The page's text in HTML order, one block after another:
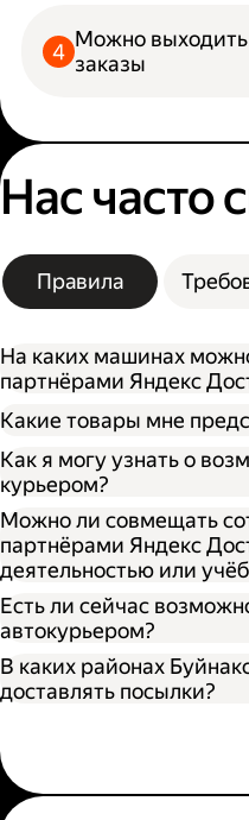
Можно выходить
заказы
Нас часто
Правила
На каких машинах
партнёрами Яндекс
Какие товары мне
Как я могу узнать о
курьером?
Можно ли совмещать
партнёрами Яндекс
деятельностью или
Есть ли сейчас
автокурьером?
В каких районах
доставлять посылки?